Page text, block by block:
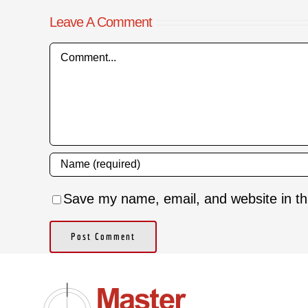
Leave A Comment
Comment
Save my name, email, and website in